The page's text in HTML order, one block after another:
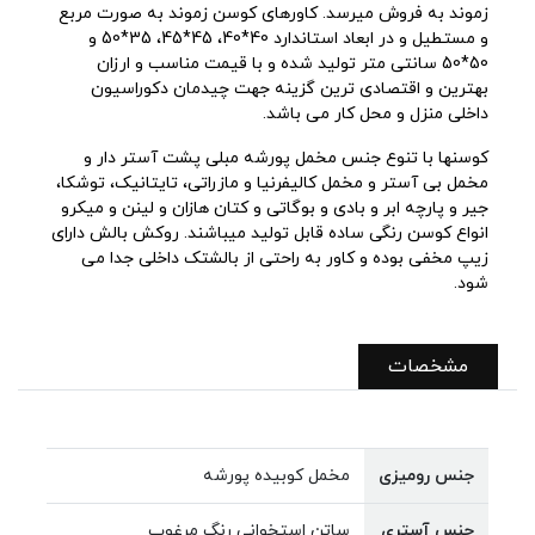
زموند به فروش میرسد. کاورهای کوسن زموند به صورت مربع
و مستطیل و در ابعاد استاندارد 40*40، 45*45، 35*50 و
50*50 سانتی متر تولید شده و با قیمت مناسب و ارزان
بهترین و اقتصادی ترین گزینه جهت چیدمان دکوراسیون
داخلی منزل و محل کار می باشد.
کوسنها با تنوع جنس مخمل پورشه مبلی پشت آستر دار و
مخمل بی آستر و مخمل کالیفرنیا و مازراتی، تایتانیک، توشکا،
جیر و پارچه ابر و بادی و بوگاتی و کتان هازان و لینن و میکرو
انواع کوسن رنگی ساده قابل تولید میباشند. روکش بالش دارای
زیپ مخفی بوده و کاور به راحتی از بالشتک داخلی جدا می
شود.
مشخصات
جنس رومیزی مخمل کوبیده پورشه